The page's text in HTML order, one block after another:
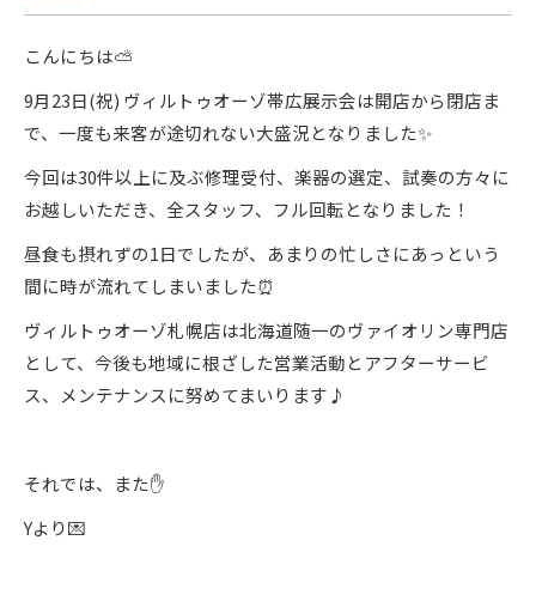
こんにちは⛅
9月23日(祝) ヴィルトゥオーゾ帯広展示会は開店から閉店ま
で、一度も来客が途切れない大盛況となりました✨
今回は30件以上に及ぶ修理受付、楽器の選定、試奏の方々に
お越しいただき、全スタッフ、フル回転となりました！
昼食も摂れずの1日でしたが、あまりの忙しさにあっという
間に時が流れてしまいました⏰
ヴィルトゥオーゾ札幌店は北海道随一のヴァイオリン専門店
として、今後も地域に根ざした営業活動とアフターサービ
ス、メンテナンスに努めてまいります♪
それでは、また✋
Yより💌